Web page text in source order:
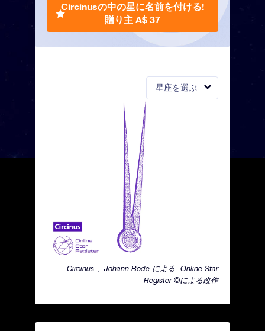
星座を選ぶ
Circinus 、Johann Bode による- Online Star
Register ©による改作
Circinusの中の星に名前を付ける!
贈り主 A$ 37